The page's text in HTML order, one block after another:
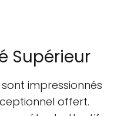
Supérieur
impressionnés
offert.